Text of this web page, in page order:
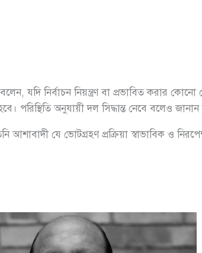
যদি নির্বাচন নিয়ন্ত্রণ বা প্রভাবিত করার
পরিস্থিতি অনুযায়ী দল সিদ্ধান্ত নেবে বলেও
আশাবাদী যে ভোটগ্রহণ প্রক্রিয়া স্বাভাবিক ও